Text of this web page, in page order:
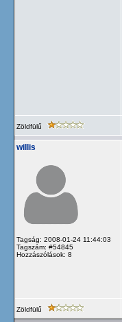
Zöldfülű
willis
Tagság: 2008-01-24 11:44:03
Tagszám: #54845
Hozzászólások: 8
Zöldfülű